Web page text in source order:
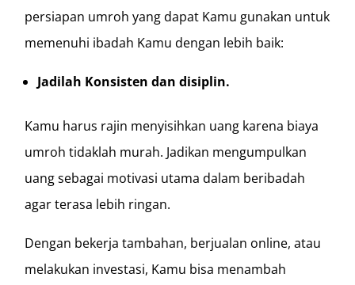
persiapan umroh yang dapat Kamu gunakan untuk
memenuhi ibadah Kamu dengan lebih baik:
Jadilah Konsisten dan disiplin.
Kamu harus rajin menyisihkan uang karena biaya
umroh tidaklah murah. Jadikan mengumpulkan
uang sebagai motivasi utama dalam beribadah
agar terasa lebih ringan.
Dengan bekerja tambahan, berjualan online, atau
melakukan investasi, Kamu bisa menambah